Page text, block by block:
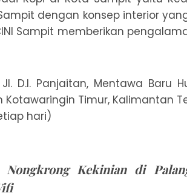
Sampit dengan konsep interior
Sampit memberikan
D.I. Panjaitan, Mentawa Baru
Kotawaringin Timur, Kalimantan
hari)
Nongkrong Kekinian di